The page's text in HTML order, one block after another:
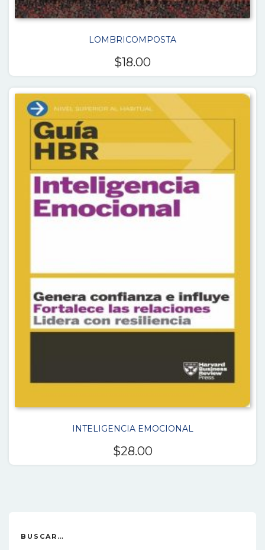
LOMBRICOMPOSTA
$18.00
INTELIGENCIA EMOCIONAL
$28.00
BUSCAR…